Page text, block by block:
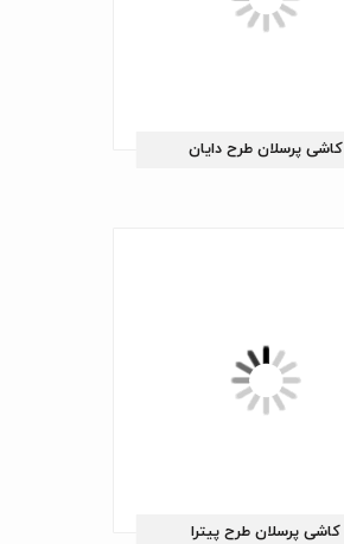
کاشی پرسلان طرح دایان
کاشی پرسلان طرح پیترا